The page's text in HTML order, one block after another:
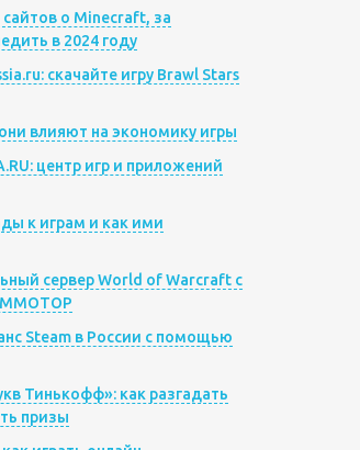
о Minecraft, за
в 2024 году
скачайте игру Brawl Stars
они влияют на экономику игры
центр игр и приложений
к играм и как ими
сервер World of Warcraft с
Steam в России с помощью
Тинькофф»: как разгадать
призы